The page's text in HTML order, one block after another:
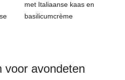
met Italiaanse kaas en
basilicumcrème
voor avondeten